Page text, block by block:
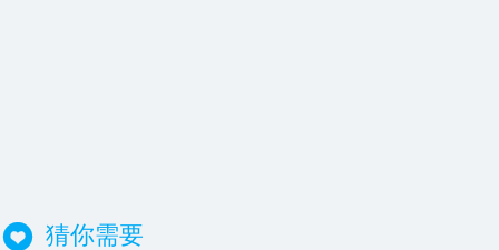
猜你需要